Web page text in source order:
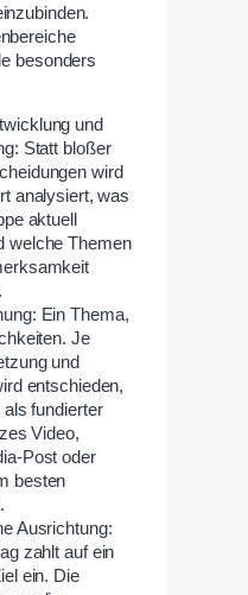
besonders
und
Statt bloßer
wird
analysiert, was
aktuell
welche Themen
Ein Thema,
Je
und
entschieden,
als fundierter
Video,
Post oder
besten
Ausrichtung:
zahlt auf ein
ein. Die